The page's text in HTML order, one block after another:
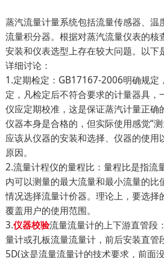
蒸汽流量计量系统包括流量传感器、温
流量积分器。根据对蒸汽流量仪表的核
安装和仪表选型上存在较大问题。以下
详细讨论：
1.定期检定：GB17167-2006明确规定
定，凡检定后不符合要求的计量器具，
仪应定期校准，这是保证蒸汽计量正确
仪器本身是合格的，但实际使用感觉“
应该从仪器的安装和选择、仪器的使用
原因。
2.流量计程仪的量程比：量程比是指流
内可以测量的最大流量和最小流量的比
情况选择流量计价器。理论上，要选择
覆盖用户的使用范围。
3.仪器校验流量流量计的上下游直管段
量计或孔板流量流量计，前后安装直管
5D(这是流量流量计的技术要求，前面